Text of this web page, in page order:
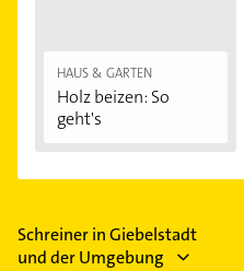
HAUS & GARTEN
Holz beizen: So
geht's
Schreiner in Giebelstadt
und der Umgebung